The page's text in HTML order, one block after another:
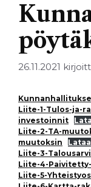
26.11.2021
Liite-1-Tulos-ja-
investoinnit
Liite-2-TA-
muutoksin
Lataa
Liite-3-
Liite-4-
Liite-5-